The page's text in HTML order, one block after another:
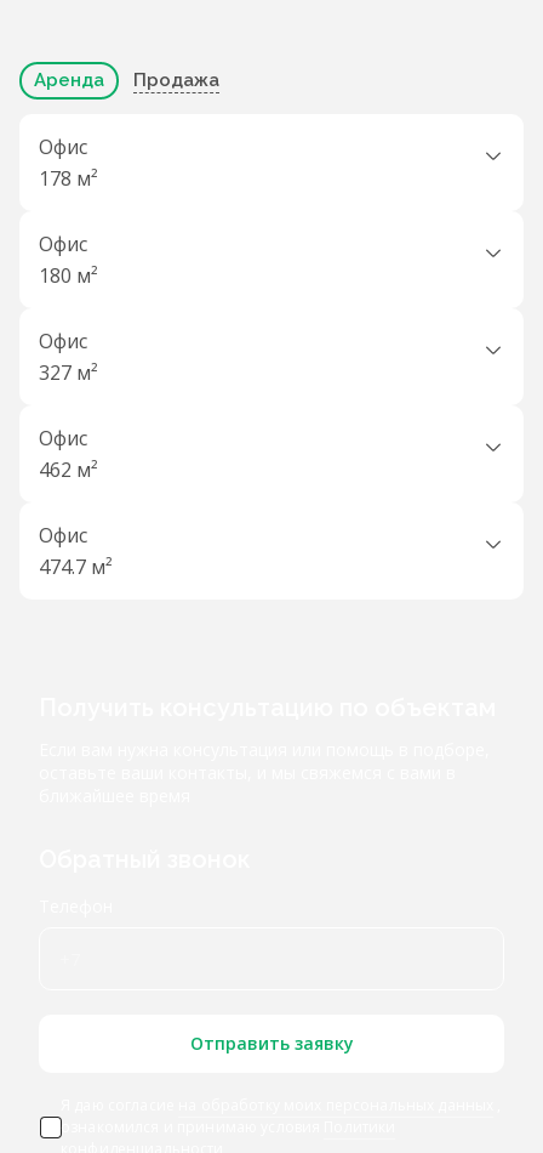
Аренда Продажа
Офис
178 м²
Офис
180 м²
Офис
327 м²
Офис
462 м²
Офис
474.7 м²
Отправить заявку
ознакомился и принимаю условия